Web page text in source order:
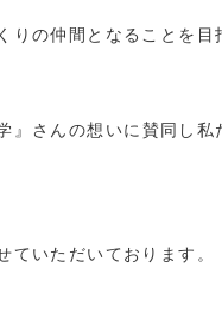
りの仲間となることを目
』さんの想いに賛同し私
ていただいております。